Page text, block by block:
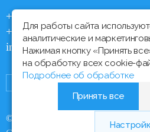
+375 (44) 704 92 06
+375 (17) 373 21 33
info@ipmtorgi.by
© Все права защищены, 2000 -
Для работы сайта
аналитические и
Нажимая кнопку «Принять
на обработку всех cookie-
Подробнее об обработке
Принять все